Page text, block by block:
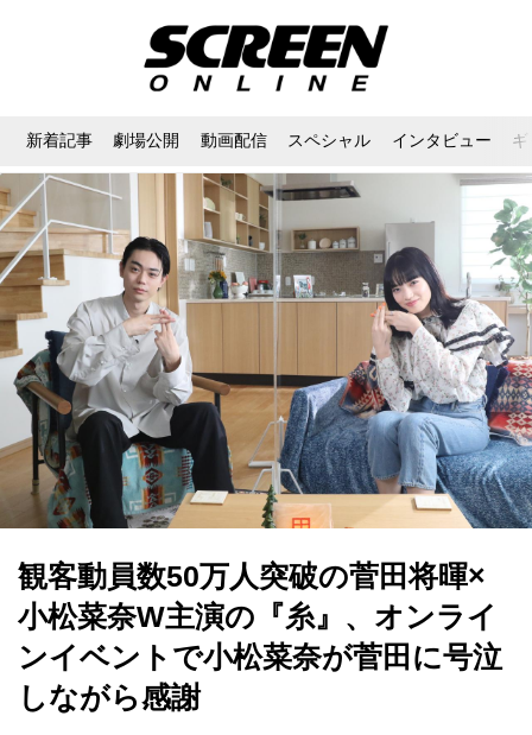
新着記事 劇場公開 動画配信 スペシャル インタビュー
観客動員数50万人突破の菅田将暉×
小松菜奈W主演の『糸』、オンライ
ンイベントで小松菜奈が菅田に号泣
しながら感謝